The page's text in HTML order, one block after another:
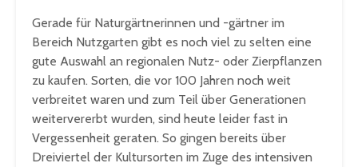
Gerade für Naturgärtnerinnen und -gärtner im
Bereich Nutzgarten gibt es noch viel zu selten eine
gute Auswahl an regionalen Nutz- oder Zierpflanzen
zu kaufen. Sorten, die vor 100 Jahren noch weit
verbreitet waren und zum Teil über Generationen
weitervererbt wurden, sind heute leider fast in
Vergessenheit geraten. So gingen bereits über
Dreiviertel der Kultursorten im Zuge des intensiven